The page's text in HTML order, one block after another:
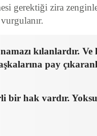
gerektiği zira
kılanlardır. Ve
pay
bir hak vardır.